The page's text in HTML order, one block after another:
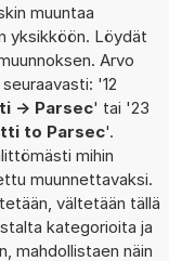
muuntaa
yksikköön. Löydät
Arvo
'12
-> Parsec' tai '23
to Parsec'.
mihin
muunnettavaksi.
vältetään tällä
kategorioita ja
mahdollistaen näin